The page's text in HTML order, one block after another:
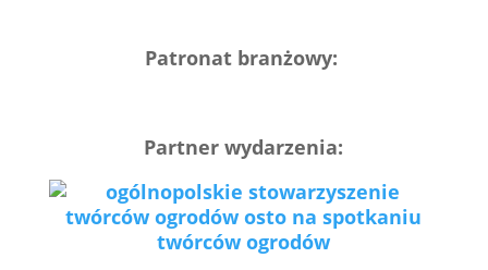
Patronat branżowy:
Partner wydarzenia: